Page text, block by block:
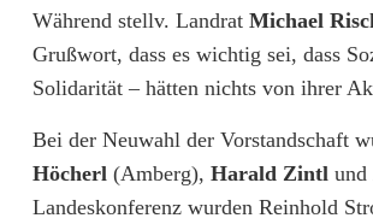
n
b
c
h
Während stellv. Landrat Michael
Grußwort, dass es wichtig sei, dass
Solidarität – hätten nichts von ihrer
Bei der Neuwahl der Vorstandschaft
Höcherl (Amberg), Harald Zintl und
Landeskonferenz wurden Reinhold